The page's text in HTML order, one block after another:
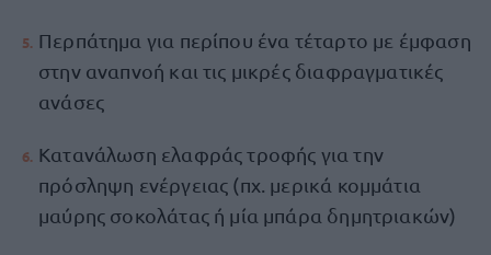
Περπάτημα για περίπου ένα τέταρτο με έμφαση
στην αναπνοή και τις μικρές διαφραγματικές
ανάσες
Κατανάλωση ελαφράς τροφής για την
πρόσληψη ενέργειας (πχ. μερικά κομμάτια
μαύρης σοκολάτας ή μία μπάρα δημητριακών)